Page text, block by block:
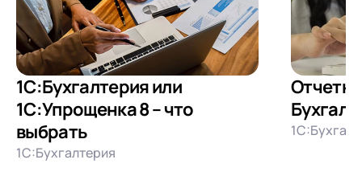
1С:Бухгалтерия или
1С:Упрощенка 8 – что
выбрать
1С:Бухгалтерия